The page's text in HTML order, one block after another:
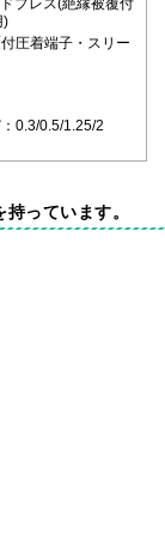
)
圧着端子・スリー
0.3/0.5/1.25/2
っています。